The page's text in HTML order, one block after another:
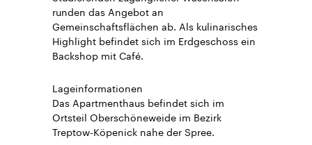
runden das Angebot an
Gemeinschaftsflächen ab. Als kulinarisches
Highlight befindet sich im Erdgeschoss ein
Backshop mit Café.
Lageinformationen
Das Apartmenthaus befindet sich im
Ortsteil Oberschöneweide im Bezirk
Treptow-Köpenick nahe der Spree.